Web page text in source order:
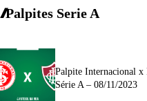
Palpites Serie A
Palpite Internacional x
Série A – 08/11/2023